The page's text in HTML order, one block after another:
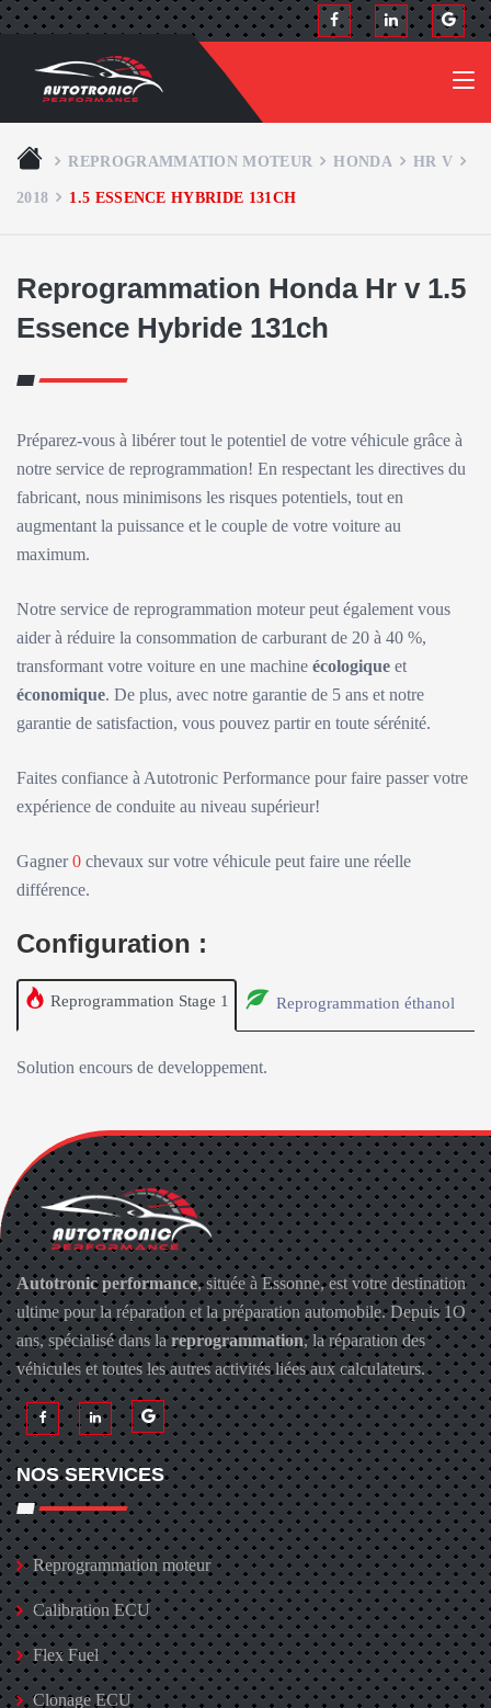
REPROGRAMMATION MOTEUR HONDA HR V
2018 1.5 ESSENCE HYBRIDE 131CH
Reprogrammation Honda Hr v 1.5
Essence Hybride 131ch
Préparez-vous à libérer tout le potentiel de votre véhicule grâce à
notre service de reprogrammation! En respectant les directives du
fabricant, nous minimisons les risques potentiels, tout en
augmentant la puissance et le couple de votre voiture au
maximum.
Notre service de reprogrammation moteur peut également vous
aider à réduire la consommation de carburant de 20 à 40 %,
transformant votre voiture en une machine écologique et
économique. De plus, avec notre garantie de 5 ans et notre
garantie de satisfaction, vous pouvez partir en toute sérénité.
Faites confiance à Autotronic Performance pour faire passer votre
expérience de conduite au niveau supérieur!
Gagner0 chevaux sur votre véhicule peut faire une réelle
différence.
Configuration :
Reprogrammation Stage 1 Reprogrammation éthanol
Solution encours de developpement.
Autotronic performance, située à Essonne, est votre destination
ultime pour la réparation et la préparation automobile. Depuis 1O
ans, spécialisé dans lareprogrammation, la réparation des
véhicules et toutes les autres activités liées aux calculateurs.
NOS SERVICES
Reprogrammation moteur
Calibration ECU
Flex Fuel
Clonage ECU